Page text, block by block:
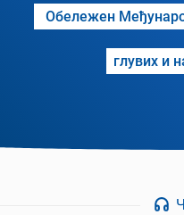
Обележен
глувих и